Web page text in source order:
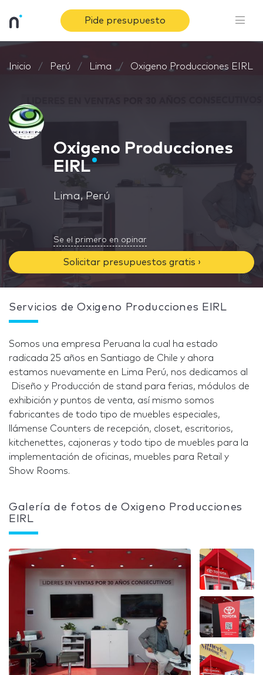
Pide presupuesto
Inicio Perú Lima Oxigeno Producciones EIRL
Oxigeno Producciones
EIRL
Lima, Perú
Se el primero en opinar
Solicitar presupuestos gratis ›
Servicios de Oxigeno Producciones EIRL
Somos una empresa Peruana la cual ha estado
radicada 25 años en Santiago de Chile y ahora
estamos nuevamente en Lima Perú, nos dedicamos al
Diseño y Producción de stand para ferias, módulos de
exhibición y puntos de venta, así mismo somos
fabricantes de todo tipo de muebles especiales,
llámense Counters de recepción, closet, escritorios,
kitchenettes, cajoneras y todo tipo de muebles para la
implementación de oficinas, muebles para Retail y
Show Rooms.
Galería de fotos de Oxigeno Producciones
EIRL